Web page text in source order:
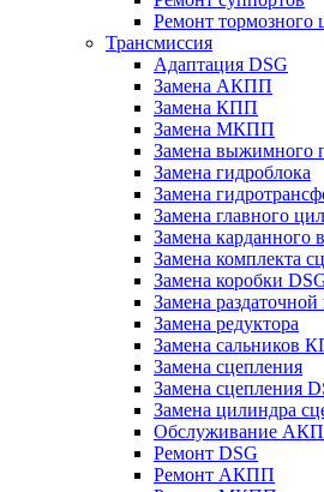
Ремонт тормозного
Трансмиссия
Адаптация DSG
Замена АКПП
Замена КПП
Замена МКПП
Замена выжимного
Замена гидроблока
Замена
Замена главного
Замена карданного
Замена комплекта
Замена коробки
Замена раздаточной
Замена редуктора
Замена сальников
Замена сцепления
Замена сцепления
Замена цилиндра
Обслуживание
Ремонт DSG
Ремонт АКПП